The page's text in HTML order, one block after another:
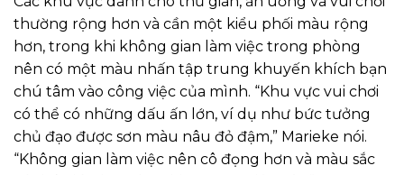
thường rộng hơn và cần một kiểu phối màu rộng
hơn, trong khi không gian làm việc trong phòng
nên có một màu nhấn tập trung khuyến khích bạn
chú tâm vào công việc của mình. “Khu vực vui chơi
có thể có những dấu ấn lớn, ví dụ như bức tưởng
chủ đạo được sơn màu nâu đỏ đậm,” Marieke nói.
“Không gian làm việc nên cô đọng hơn và màu sắc